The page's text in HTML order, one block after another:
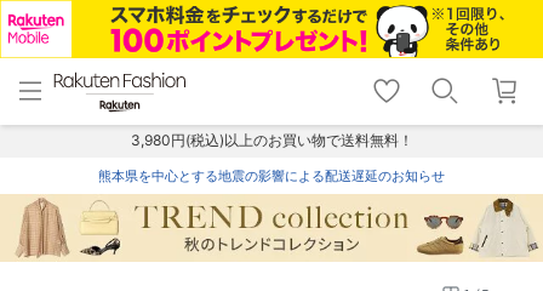
menu home
トップ
shopping_cart lock_outline
ログイン
3,980円(税込)以上のお買い物で送料無料！
熊本県を中心とする地震の影響による配送遅延のお知らせ